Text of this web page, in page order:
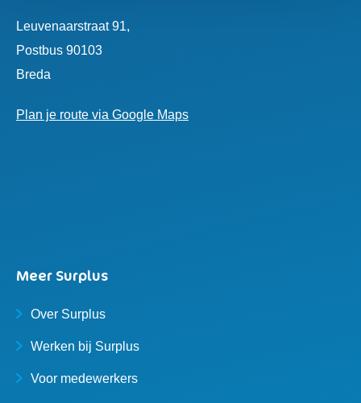
Leuvenaarstraat 91,
Postbus 90103
Breda
Plan je route via Google Maps
Meer Surplus
Over Surplus
Werken bij Surplus
Voor medewerkers